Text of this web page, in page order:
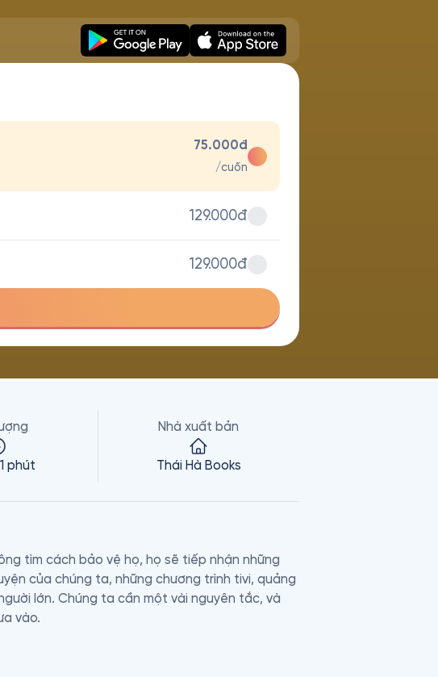
75.000đ
/cuốn
129.000đ
129.000đ
phút
Nhà xuất bản
Thái Hà Books
tìm cách bảo vệ họ, họ sẽ tiếp nhận những
của chúng ta, những chương trình tivi, quảng
lớn. Chúng ta cần một vài nguyên tắc, và
vào.
để giúp họ sống một đời sống bình an, lành